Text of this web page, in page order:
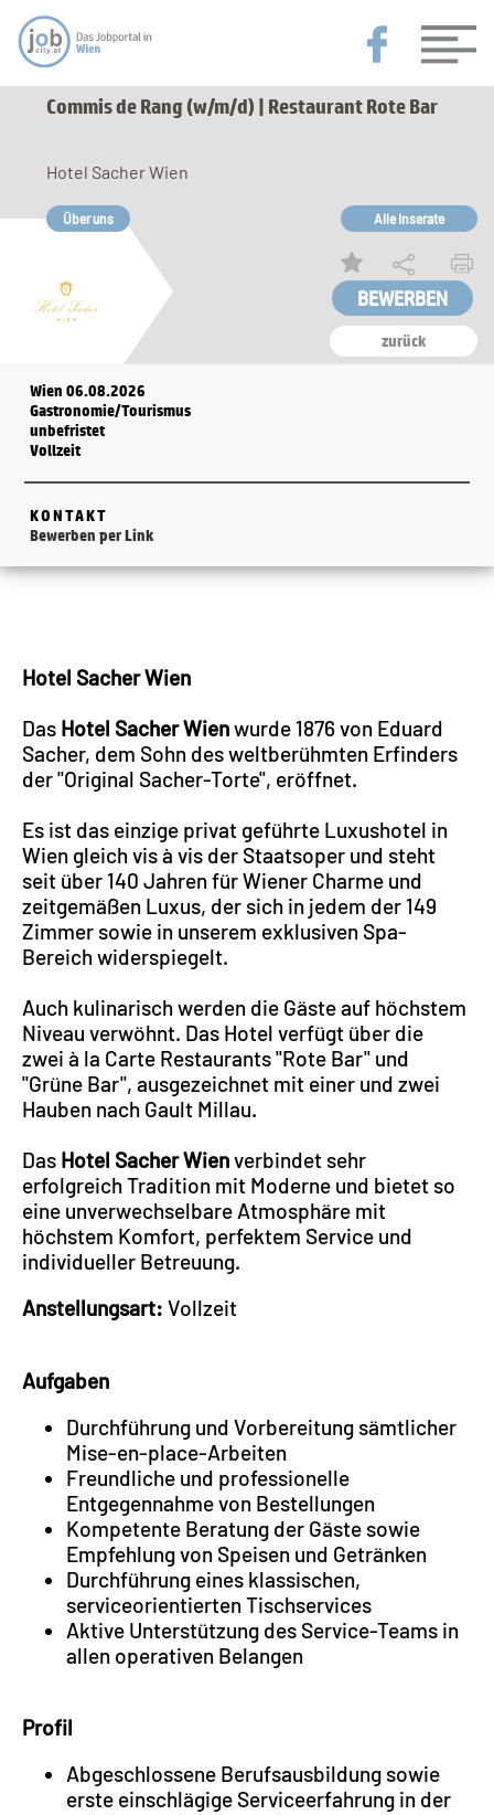
Commis de Rang (w/m/d) | Restaurant Rote Bar
zurück
Hotel Sacher Wien
Über uns Alle Inserate
Wien 06.08.2026
Gastronomie/Tourismus
unbefristet
Vollzeit
KONTAKT
Bewerben per Link
Hotel Sacher Wien
Das Hotel Sacher Wienwurde 1876 von Eduard
Sacher, dem Sohn des weltberühmten Erfinders
der "Original Sacher-Torte", eröffnet.
Es ist das einzige privat geführte Luxushotel in
Wien gleich vis à vis der Staatsoper und steht
seit über 140 Jahren für Wiener Charme und
zeitgemäßen Luxus, der sich in jedem der 149
Zimmer sowie in unserem exklusiven Spa-
Bereich widerspiegelt.
Auch kulinarisch werden die Gäste auf höchstem
Niveau verwöhnt. Das Hotel verfügt über die
zwei à la Carte Restaurants "Rote Bar" und
"Grüne Bar", ausgezeichnet mit einer und zwei
Hauben nach Gault Millau.
Das Hotel Sacher Wienverbindet sehr
erfolgreich Tradition mit Moderne und bietet so
eine unverwechselbare Atmosphäre mit
höchstem Komfort, perfektem Service und
individueller Betreuung.
Anstellungsart: Vollzeit
Aufgaben
Durchführung und Vorbereitung sämtlicher
Mise-en-place-Arbeiten
Freundliche und professionelle
Entgegennahme von Bestellungen
Kompetente Beratung der Gäste sowie
Empfehlung von Speisen und Getränken
Durchführung eines klassischen,
serviceorientierten Tischservices
Aktive Unterstützung des Service-Teams in
allen operativen Belangen
Profil
Abgeschlossene Berufsausbildung sowie
erste einschlägige Serviceerfahrung in der